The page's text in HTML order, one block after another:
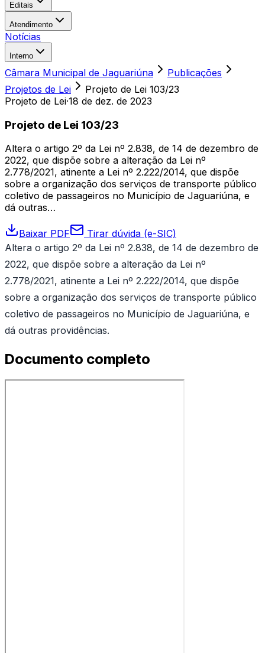
Editais
Atendimento
Notícias
Interno
Câmara Municipal de Jaguariúna
Publicações
Projetos de Lei
Projeto de Lei 103/23
Projeto de Lei·18 de dez. de 2023
Projeto de Lei 103/23
Altera o artigo 2º da Lei nº 2.838, de 14 de dezembro de
2022, que dispõe sobre a alteração da Lei nº
2.778/2021, atinente a Lei nº 2.222/2014, que dispõe
sobre a organização dos serviços de transporte público
coletivo de passageiros no Município de Jaguariúna, e
dá outras…
Baixar PDF
Tirar dúvida (e-SIC)
Altera o artigo 2º da Lei nº 2.838, de 14 de dezembro de
2022, que dispõe sobre a alteração da Lei nº
2.778/2021, atinente a Lei nº 2.222/2014, que dispõe
sobre a organização dos serviços de transporte público
coletivo de passageiros no Município de Jaguariúna, e
dá outras providências.
Documento completo